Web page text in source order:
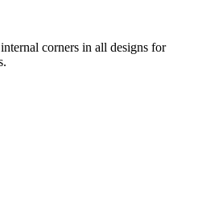
corners in all designs for